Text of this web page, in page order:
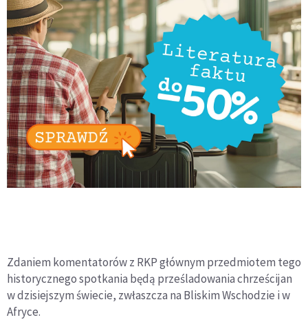
Zdaniem komentatorów z RKP głównym przedmiotem tego
historycznego spotkania będą prześladowania chrześcijan
w dzisiejszym świecie, zwłaszcza na Bliskim Wschodzie i w
Afryce.